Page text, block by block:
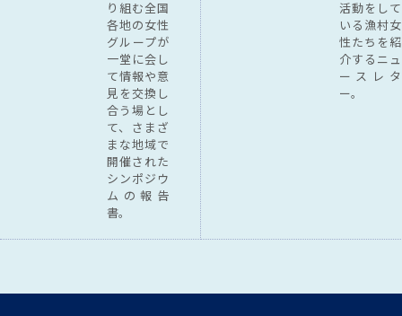
水産振興
水産振興 第641号
漁業者の収入を守る —分かり
やすい漁業共済・積立ぷらす
—
水産振興
水産振興 第640号
海洋水産技術協議会ワークシ
ョップ
「ブルーカーボンとカーボン
クレジット—課題と展望」
水産振興 第639号
コロナ禍が水産物中央卸売市
た影響の考察～伝統的な社会調査と新たな
データサイエンスの視点から～
水産振興 第639号
主要水産物の需給と流通 初版 改訂版
処理水の海洋放出を漁業者は認めない
水産振興 第642号
シンポジウム「ALPS処理水の海洋放出と
水産物輸出を巡る現状と課題」
水産振興誌 第651号
水産研究125年の歴史
り組む全国
各地の女性
グループが
一堂に会し
て情報や意
見を交換し
合う場とし
て、さまざ
まな地域で
開催された
シンポジウ
ムの報告
書。
活動をして
いる漁村女
性たちを紹
介するニュ
ースレタ
ー。